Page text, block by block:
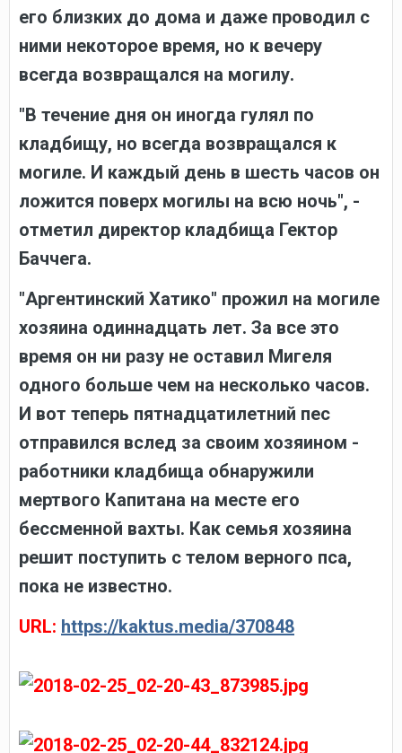
его близких до дома и даже проводил с
ними некоторое время, но к вечеру
всегда возвращался на могилу.
"В течение дня он иногда гулял по
кладбищу, но всегда возвращался к
могиле. И каждый день в шесть часов он
ложится поверх могилы на всю ночь", -
отметил директор кладбища Гектор
Баччега.
"Аргентинский Хатико" прожил на могиле
хозяина одиннадцать лет. За все это
время он ни разу не оставил Мигеля
одного больше чем на несколько часов.
И вот теперь пятнадцатилетний пес
отправился вслед за своим хозяином -
работники кладбища обнаружили
мертвого Капитана на месте его
бессменной вахты. Как семья хозяина
решит поступить с телом верного пса,
пока не известно.
URL: https://kaktus.media/370848